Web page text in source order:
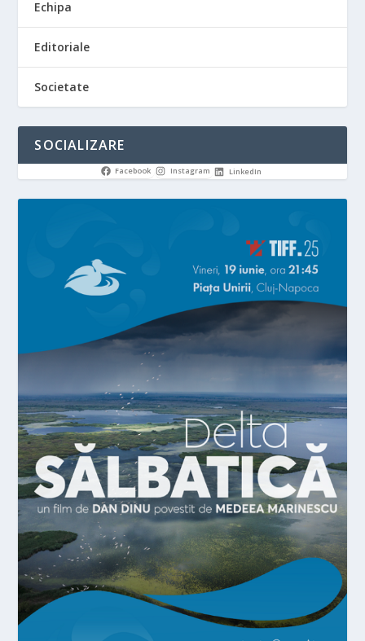
Echipa
Editoriale
Societate
SOCIALIZARE
Facebook Instagram LinkedIn